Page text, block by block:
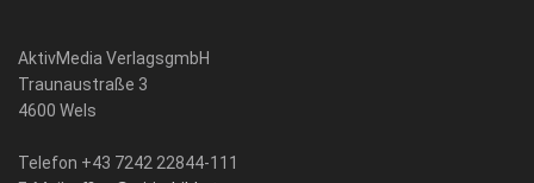
AktivMedia VerlagsgmbH
Traunaustraße 3
4600 Wels
Telefon +43 7242 22844-111